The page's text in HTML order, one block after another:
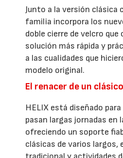
Junto a la versión clásica
familia incorpora los
doble cierre de velcro que
solución más rápida y
a las cualidades que
modelo original.
El renacer de un clásico
HELIX está diseñado
pasan largas jornadas en
ofreciendo un soporte
clásicas de varios largos,